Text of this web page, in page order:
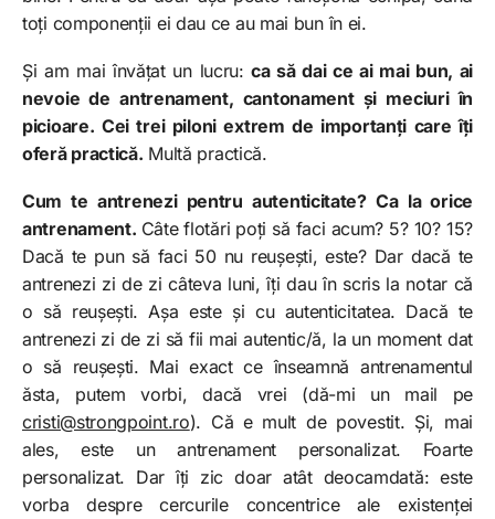
toți componenții ei dau ce au mai bun în ei.
Și am mai învățat un lucru:ca să dai ce ai mai bun, ai
nevoie de antrenament, cantonament și meciuri în
picioare. Cei trei piloni extrem de importanți care îți
oferă practică. Multă practică.
Cum te antrenezi pentru autenticitate? Ca la orice
antrenament. Câte flotări poți să faci acum? 5? 10? 15?
Dacă te pun să faci 50 nu reușești, este? Dar dacă te
antrenezi zi de zi câteva luni, îți dau în scris la notar că
o să reușești. Așa este și cu autenticitatea. Dacă te
antrenezi zi de zi să fii mai autentic/ă, la un moment dat
o să reușești. Mai exact ce înseamnă antrenamentul
ăsta, putem vorbi, dacă vrei (dă-mi un mail pe
cristi@strongpoint.ro). Că e mult de povestit. Și, mai
ales, este un antrenament personalizat. Foarte
personalizat. Dar îți zic doar atât deocamdată: este
vorba despre cercurile concentrice ale existenței